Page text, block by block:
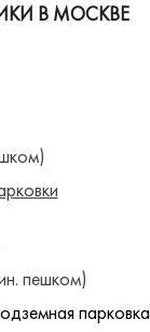
В МОСКВЕ
пешком)
парковка